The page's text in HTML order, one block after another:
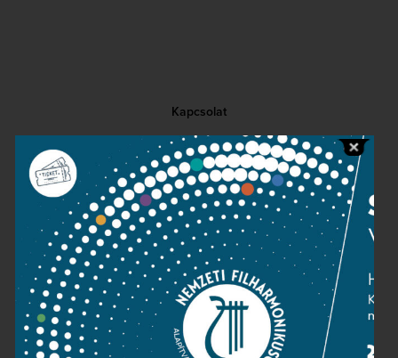
Kapcsolat
Közérdekű adatok
Sajtószoba
Adatvédelem
Impresszum
NEMZETI